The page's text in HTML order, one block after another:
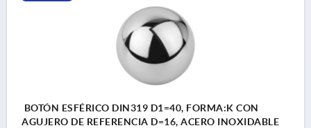
BOTÓN ESFÉRICO DIN319 D1=40, FORMA:K CON
AGUJERO DE REFERENCIA D=16, ACERO INOXIDABLE